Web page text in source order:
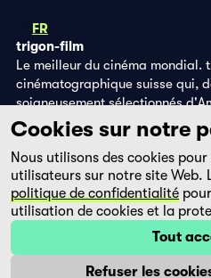
FR
trigon-film
Le meilleur du cinéma mondial.
cinématographique suisse qui,
soigneusement sélectionnés
d'Afrique et d'Europe de l'Est,
grâce à ses propres éditions
streaming filmingo.
Cookies sur notre
Nous utilisons des cookies
utilisateurs sur notre site Web.
politique de confidentialité
utilisation de cookies et la
Tout
Refuser les